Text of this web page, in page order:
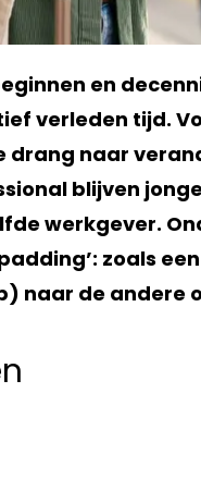
en
verleden tijd.
drang naar
blijven
werkgever.
zoals
naar de andere